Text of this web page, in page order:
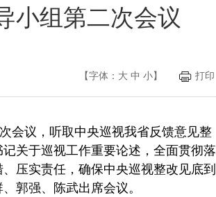
小组第二次会议
【字体： 大 中 小】 打印
会议，听取中央巡视我省反馈意见整
关于巡视工作重要论述，全面贯彻落
压实责任，确保中央巡视整改见底到
郭强、陈武出席会议。